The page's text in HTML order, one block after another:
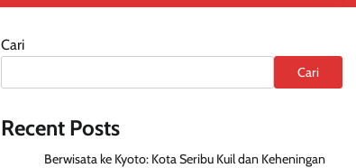
Cari
Cari
Recent Posts
Berwisata ke Kyoto: Kota Seribu Kuil dan Keheningan